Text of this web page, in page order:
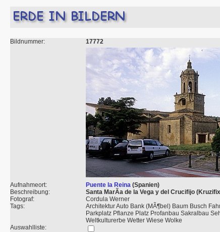
Bildnummer: 17772
Aufnahmeort: Puente la Reina (Spanien)
Beschreibung:
Santa MarÃ­a de la Vega y del Crucifijo
Fotograf:
Cordula Werner
Tags:
Architektur Auto Bank (MÃ¶bel) Baum Busch
Parkplatz Pflanze Platz Profanbau Sakralbau
Weltkulturerbe Wetter Wiese Wolke
Auswahlliste: